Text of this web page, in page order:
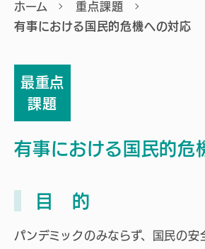
ホーム
重点課題
有事における国民的危機への対応
最重点
課題
有事における国民的危
目 的
パンデミックのみならず、国民の安